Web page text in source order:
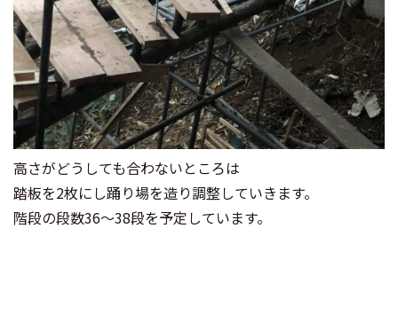
高さがどうしても合わないところは
踏板を2枚にし踊り場を造り調整していきます。
階段の段数36～38段を予定しています。